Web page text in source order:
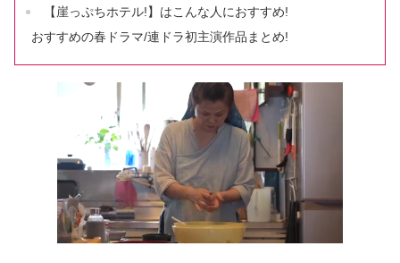
【崖っぷちホテル!】はこんな人におすすめ!
おすすめの春ドラマ/連ドラ初主演作品まとめ!